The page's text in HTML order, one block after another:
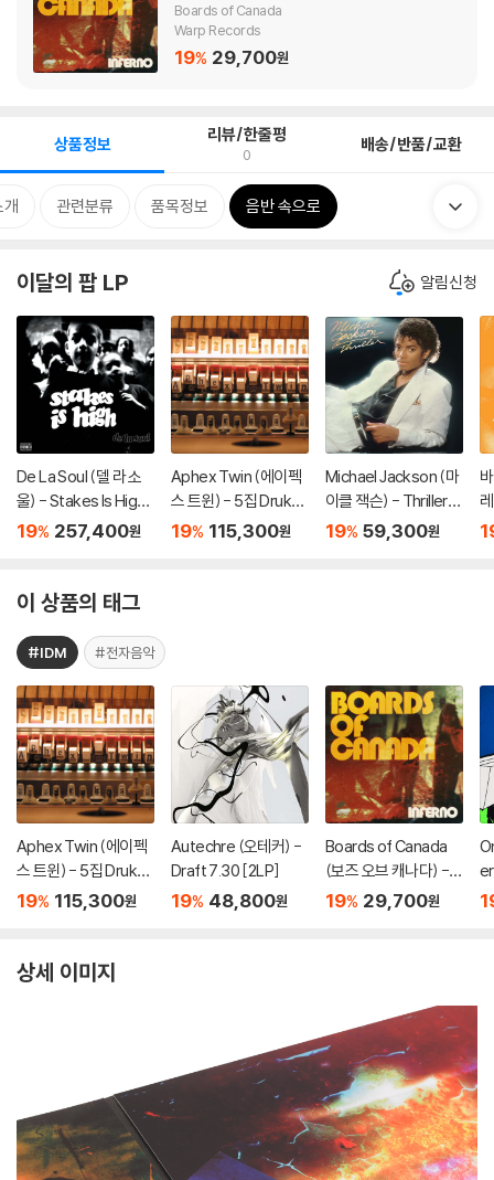
Boards of Canada
Warp Records
19% 29,700원
상품정보 리뷰/한줄평
0 배송/반품/교환
개 관련분류 품목정보 음반 속으로
이달의 팝 LP 알림신청
De La Soul (델 라 소
울) - Stakes Is High
[컬러 4LP]
19% 257,400원
Aphex Twin (에이펙
스 트윈) - 5집 Drukqs
[4LP]
19% 115,300원
Michael Jackson (마
이클 잭슨) - Thriller
[레드 앤 블랙 마블 LP]
19% 59,300원
이 상품의 태그
#IDM #전자음악
Aphex Twin (에이펙
스 트윈) - 5집 Drukqs
[4LP]
19% 115,300원
Autechre (오테커) -
Draft 7.30 [2LP]
19% 48,800원
Boards of Canada
(보즈 오브 캐나다) - 5
집 Inferno
19% 29,700원
상세 이미지